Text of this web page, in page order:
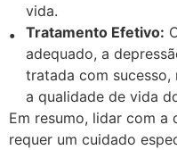
vida.
Tratamento Efetivo:
adequado, a
tratada com
a qualidade de vida
Em resumo, lidar com a
requer um cuidado